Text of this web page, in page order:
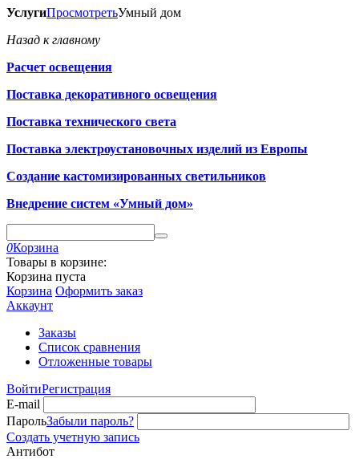
УслугиПросмотретьУмный дом
Назад к главному
Расчет освещения
Поставка декоративного освещения
Поставка технического света
Поставка электроустановочных изделий из Европы
Создание кастомизированных светильников
Внедрение систем «Умный дом»
0Корзина
Товары в корзине:
Корзина пуста
Корзина Оформить заказ
Аккаунт
Заказы
Список сравнения
Отложенные товары
ВойтиРегистрация
E-mail
ПарольЗабыли пароль?
Создать учетную запись
Антибот